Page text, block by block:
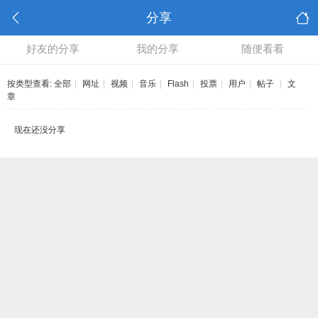
分享
好友的分享 我的分享 随便看看
按类型查看: 全部 网址 视频 音乐 Flash 投票 用户 帖子
文
章
现在还没分享